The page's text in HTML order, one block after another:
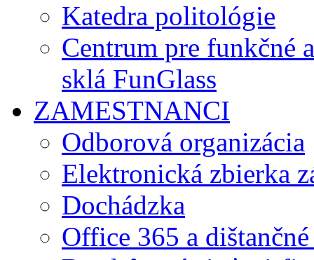
Katedra politológie
Centrum pre funkčné
sklá FunGlass
ZAMESTNANCI
Odborová organizácia
Elektronická zbierka
Dochádzka
Office 365 a